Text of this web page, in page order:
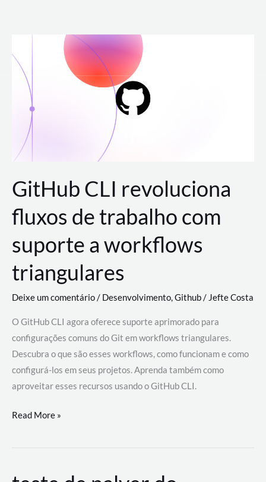
para
conteúdo
GitHub CLI revoluciona
fluxos de trabalho com
suporte a workflows
triangulares
Deixe um comentário/ Desenvolvimento,Github/ Jefte Costa
O GitHub CLI agora oferece suporte aprimorado para
configurações comuns do Git em workflows triangulares.
Descubra o que são esses workflows, como funcionam e como
configurá-los em seus projetos. Aprenda também como
aproveitar esses recursos usando o GitHub CLI.
GitHub
revoluciona
de
Read More »